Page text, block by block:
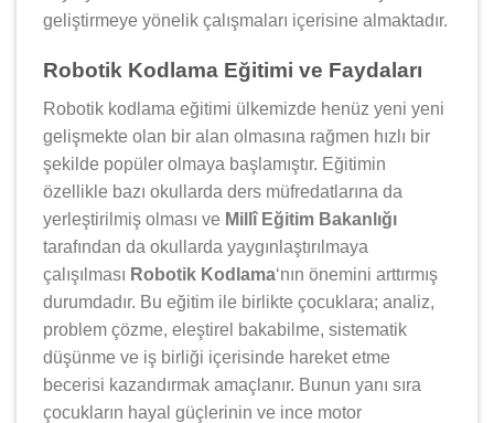
geliştirmeye yönelik çalışmaları içerisine almaktadır.
Robotik Kodlama Eğitimi ve Faydaları
Robotik kodlama eğitimi ülkemizde henüz yeni yeni
gelişmekte olan bir alan olmasına rağmen hızlı bir
şekilde popüler olmaya başlamıştır. Eğitimin
özellikle bazı okullarda ders müfredatlarına da
yerleştirilmiş olması ve Millî Eğitim Bakanlığı
tarafından da okullarda yaygınlaştırılmaya
çalışılması Robotik Kodlama‘nın önemini arttırmış
durumdadır. Bu eğitim ile birlikte çocuklara; analiz,
problem çözme, eleştirel bakabilme, sistematik
düşünme ve iş birliği içerisinde hareket etme
becerisi kazandırmak amaçlanır. Bunun yanı sıra
çocukların hayal güçlerinin ve ince motor